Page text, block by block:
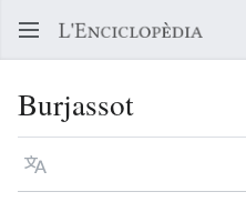
Burjassot
Llegir en un atre idioma